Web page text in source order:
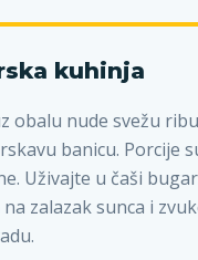
kuhinja
obalu nude svežu
banicu. Porcije
Uživajte u čaši
zalazak sunca i